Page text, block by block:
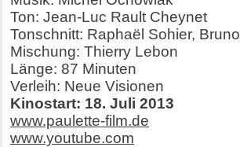
Ton: Jean-Luc Rault Cheynet
Tonschnitt: Raphaël Sohier,
Mischung: Thierry Lebon
Länge: 87 Minuten
Verleih: Neue Visionen
Kinostart: 18. Juli 2013
www.paulette-film.de
www.youtube.com